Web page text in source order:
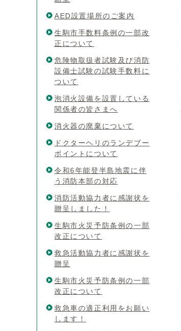
AED設置場所のご案内
生駒市手数料条例の一部改
正について
危険物取扱者試験及び消防
設備士試験の試験手数料に
ついて
泡消火設備を設置している
関係者の皆さまへ
消火器の廃棄について
ドクターヘリのランデブー
ポイントについて
令和6年能登半島地震に伴
う消防本部の対応
消防活動協力者に感謝状を
贈呈しました！
生駒市火災予防条例の一部
改正について
救急活動協力者に感謝状を
贈呈
生駒市火災予防条例の一部
改正について
救急車の適正利用をお願い
します！